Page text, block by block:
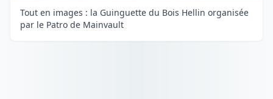
Tout en images : la Guinguette du Bois Hellin organisée
par le Patro de Mainvault